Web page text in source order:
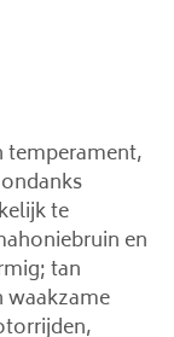
temperament,
te
en
tan
waakzame